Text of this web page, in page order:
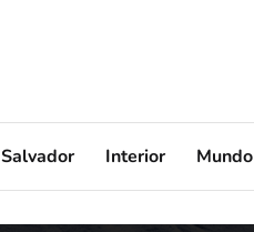
Salvador Interior Mundo